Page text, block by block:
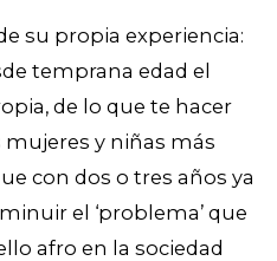
su propia experiencia:
temprana edad el
de lo que te hacer
mujeres y niñas más
con dos o tres años ya
el ‘problema’ que
afro en la sociedad